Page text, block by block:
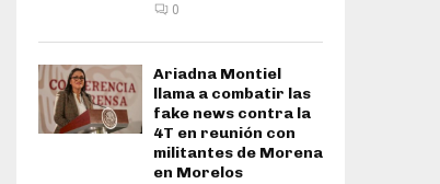
0
Ariadna Montiel
llama a combatir las
fake news contra la
4T en reunión con
militantes de Morena
en Morelos